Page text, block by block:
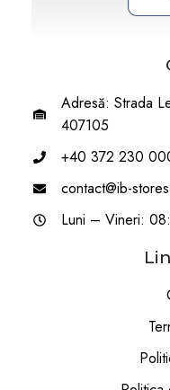
Adresă: Strada
407105
+40 372 230
contact@ib-
Luni – Vineri: